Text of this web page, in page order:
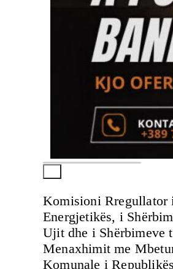
Komisioni Rregullator i
Energjetikës, i
Ujit dhe i Shërbimeve
Menaxhimit me
Komunale i